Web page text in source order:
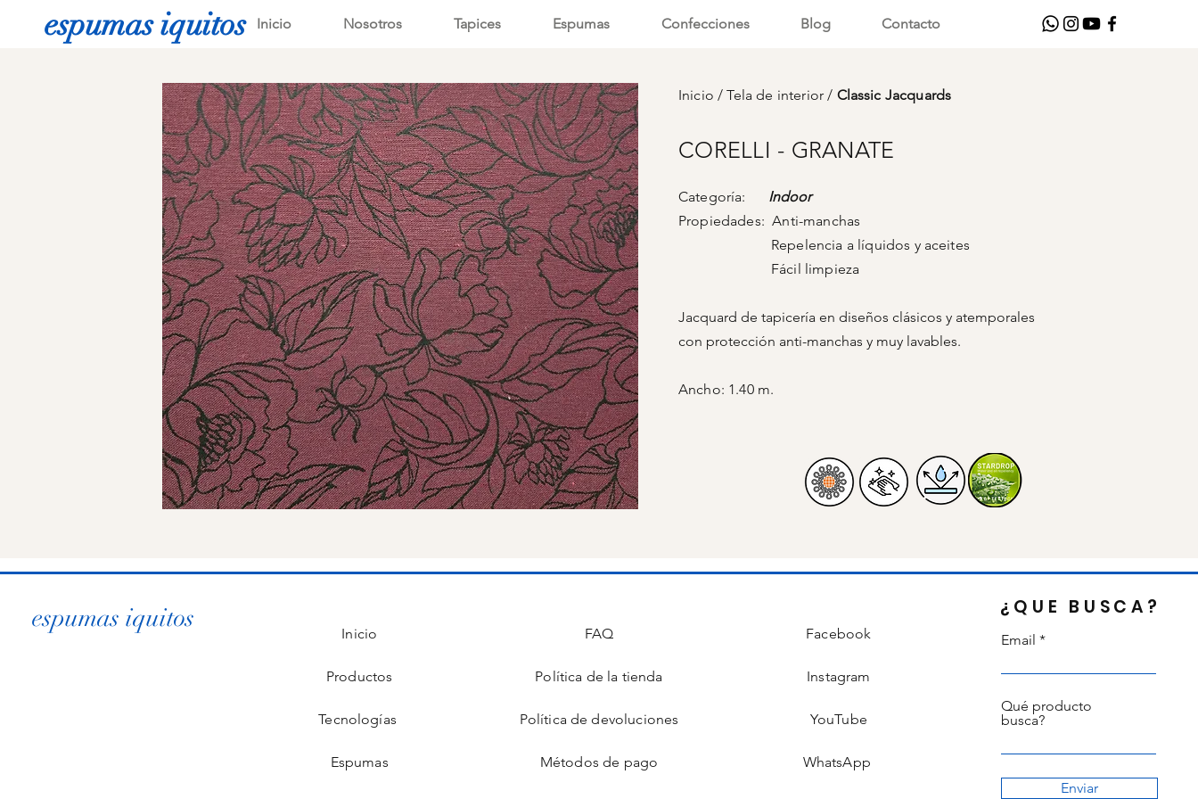
espumas iquitos Inicio Nosotros Tapices Espumas Confecciones Blog Contacto
Inicio/Tela de interior/ Classic Jacquards
CORELLI - GRANATE
Categoría: Indoor
Propiedades: Anti-manchas
Repelencia a líquidos y aceites
Fácil limpieza
Jacquard de tapicería en diseños clásicos y atemporales
con protección anti-manchas y muy lavables.
Ancho: 1.40 m.
espumas iquitos
Inicio
Productos
Tecnologías
Espumas
FAQ
Política de la tienda
Política de devoluciones
Métodos de pago
Facebook
Instagram
YouTube
WhatsApp
¿QUE BUSCA?
Email
Qué producto
busca?
Enviar